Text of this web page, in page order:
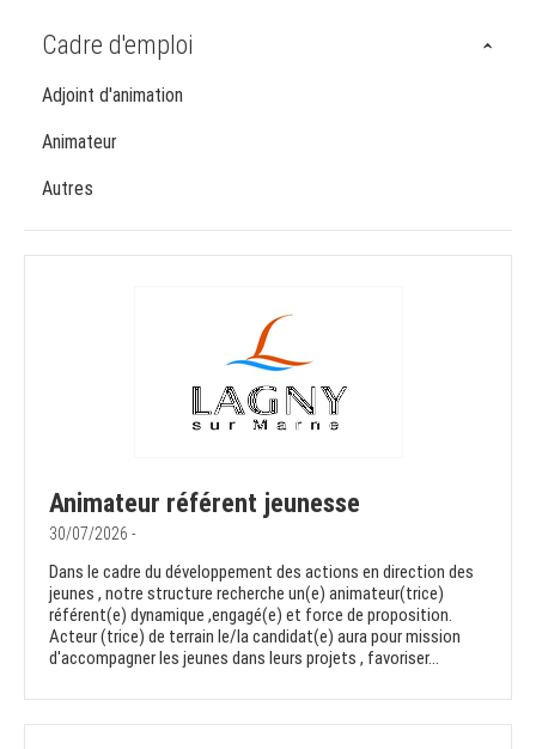
Cadre d'emploi
Adjoint d'animation
Animateur
Autres
Animateur référent jeunesse
30/07/2026 -
Dans le cadre du développement des actions en direction des
jeunes , notre structure recherche un(e) animateur(trice)
référent(e) dynamique ,engagé(e) et force de proposition.
Acteur (trice) de terrain le/la candidat(e) aura pour mission
d'accompagner les jeunes dans leurs projets , favoriser...